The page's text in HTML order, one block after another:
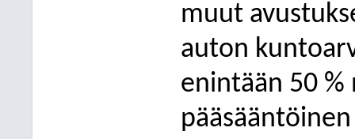
muut
auton
enintään 50